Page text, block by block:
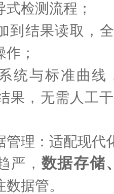
检测流程；
到结果读取，
；
统与标准曲线
果，无需人工
管理：适配现代
严， 数据存储
据管。